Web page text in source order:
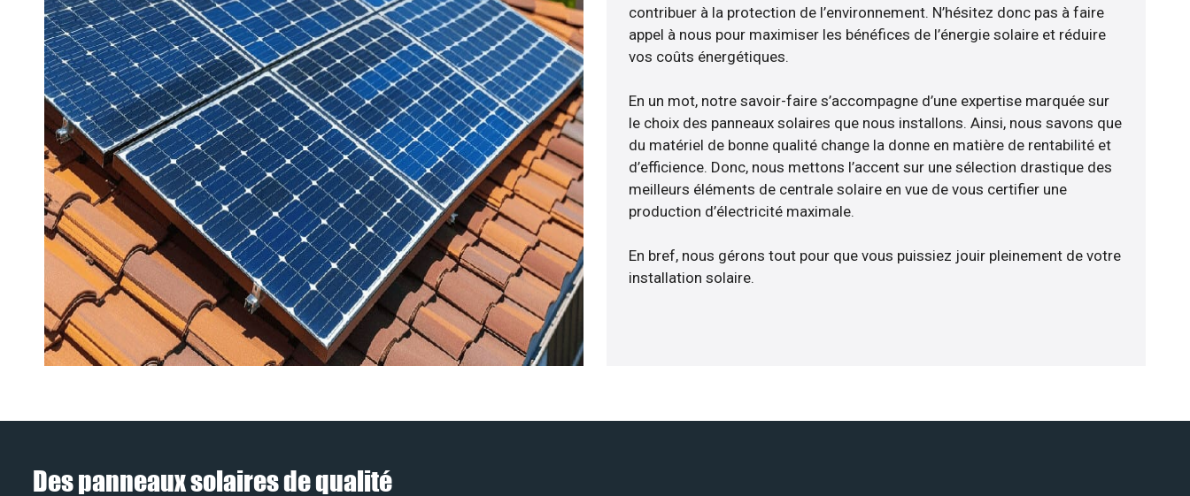
contribuer à la protection de l’environnement. N’hésitez donc pas à faire
appel à nous pour maximiser les bénéfices de l’énergie solaire et réduire
vos coûts énergétiques.
En un mot, notre savoir-faire s’accompagne d’une expertise marquée sur
le choix des panneaux solaires que nous installons. Ainsi, nous savons que
du matériel de bonne qualité change la donne en matière de rentabilité et
d’efficience. Donc, nous mettons l’accent sur une sélection drastique des
meilleurs éléments de centrale solaire en vue de vous certifier une
production d’électricité maximale.
En bref, nous gérons tout pour que vous puissiez jouir pleinement de votre
installation solaire.
Des panneaux solaires de qualité